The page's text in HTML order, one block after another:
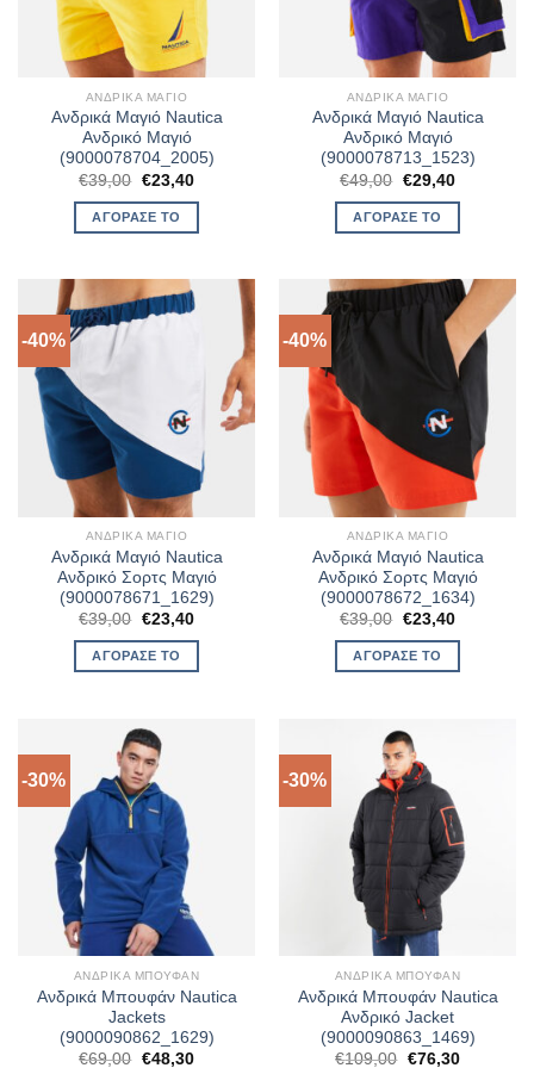
ΑΝΔΡΙΚΆ ΜΑΓΙΌ
Ανδρικά Μαγιό Nautica
Ανδρικό Μαγιό
(9000078704_2005)
€39,00 Original
price
was:
€39,00.
€23,40Η
τιμή
ΑΓΌΡΑΣΈ ΤΟ
ΑΝΔΡΙΚΆ ΜΑΓΙΌ
Ανδρικά Μαγιό Nautica
Ανδρικό Μαγιό
(9000078713_1523)
€49,00 Original
price
was:
€49,00.
€29,40Η
τιμή
ΑΓΌΡΑΣΈ ΤΟ
-40%
ΑΝΔΡΙΚΆ ΜΑΓΙΌ
Ανδρικά Μαγιό Nautica
Ανδρικό Σορτς Μαγιό
(9000078671_1629)
€39,00 Original
was:
€39,00.
€23,40Η
ΑΓΌΡΑΣΈ ΤΟ
-40%
ΑΝΔΡΙΚΆ ΜΑΓΙΌ
Ανδρικά Μαγιό Nautica
Ανδρικό Σορτς Μαγιό
(9000078672_1634)
€39,00 Original
was:
€39,00.
€23,40Η
ΑΓΌΡΑΣΈ ΤΟ
-30%
ΑΝΔΡΙΚΆ ΜΠΟΥΦΆΝ
Ανδρικά Μπουφάν Nautica
Jackets
(9000090862_1629)
€69,00 Original
€48,30Η
-30%
ΑΝΔΡΙΚΆ ΜΠΟΥΦΆΝ
Ανδρικά Μπουφάν Nautica
Ανδρικό Jacket
(9000090863_1469)
€109,00 Original
€76,30Η